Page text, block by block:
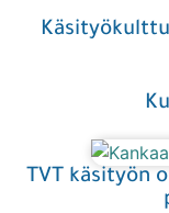
TVT käsityön